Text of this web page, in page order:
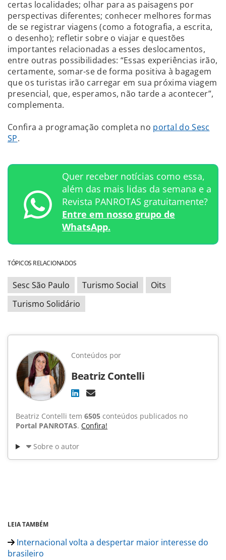
certas localidades; olhar para as paisagens por
perspectivas diferentes; conhecer melhores formas
de se registrar viagens (como a fotografia, a escrita,
o desenho); refletir sobre o viajar e questões
importantes relacionadas a esses deslocamentos,
entre outras possibilidades: “Essas experiências irão,
certamente, somar-se de forma positiva à bagagem
que os turistas irão carregar em sua próxima viagem
presencial, que, esperamos, não tarde a acontecer”,
complementa.
Confira a programação completa no portal do Sesc
SP.
Quer receber notícias como essa,
além das mais lidas da semana e a
Revista PANROTAS gratuitamente?
Entre em nosso grupo de
WhatsApp.
TÓPICOS RELACIONADOS
Sesc São Paulo Turismo Social
Oits
Turismo Solidário
Conteúdos por
Beatriz Contelli
Beatriz Contelli tem 6505 conteúdos publicados no
Portal PANROTAS. Confira!
Sobre o autor
LEIA TAMBÉM
Internacional volta a despertar maior interesse do
brasileiro